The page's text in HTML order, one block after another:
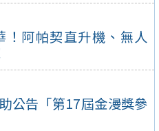
！阿帕契直升機、無人
公告「第17屆金漫獎參